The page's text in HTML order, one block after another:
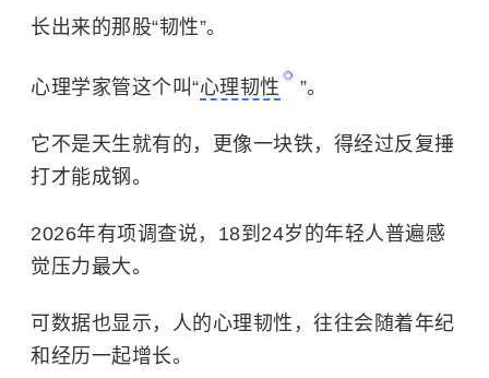
长出来的那股“韧性”。
心理学家管这个叫“心理韧性 ”。
它不是天生就有的，更像一块铁，得经过反复捶
打才能成钢。
2026年有项调查说，18到24岁的年轻人普遍感
觉压力最大。
可数据也显示，人的心理韧性，往往会随着年纪
和经历一起增长。